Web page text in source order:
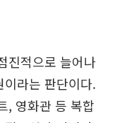
진적으로 늘어나
라는 판단이다.
, 영화관 등 복합